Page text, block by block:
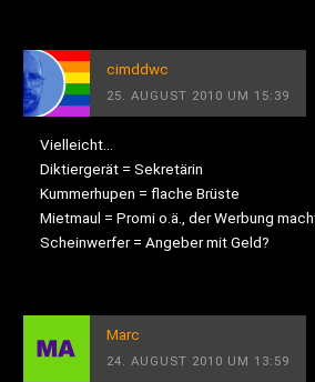
cimddwc
25. AUGUST 2010 UM 15:39
Vielleicht…
Diktiergerät = Sekretärin
Kummerhupen = flache Brüste
Mietmaul = Promi o.ä., der Werbung
Scheinwerfer = Angeber mit Geld?
Marc
24. AUGUST 2010 UM 13:59